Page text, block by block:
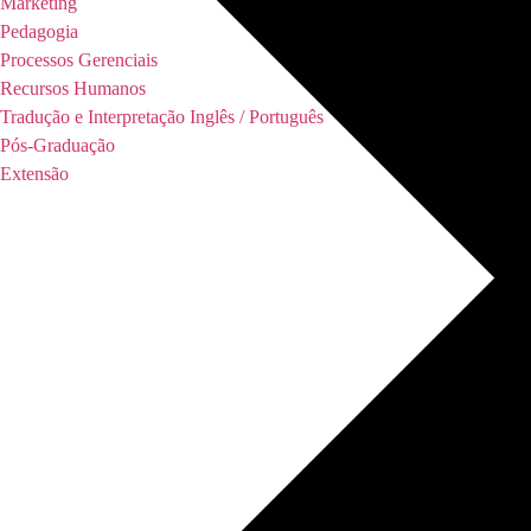
Pedagogia
Processos Gerenciais
Recursos Humanos
Tradução e Interpretação Inglês / Português
Pós-Graduação
Extensão